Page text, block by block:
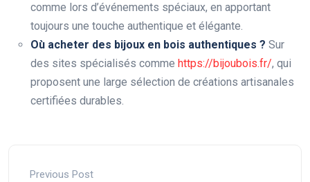
comme lors d’événements spéciaux, en apportant
toujours une touche authentique et élégante.
Où acheter des bijoux en bois authentiques ? Sur
des sites spécialisés comme https://bijoubois.fr/, qui
proposent une large sélection de créations artisanales
certifiées durables.
Previous Post